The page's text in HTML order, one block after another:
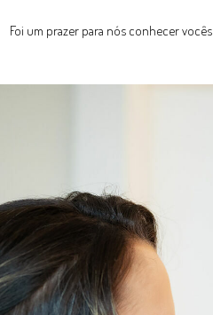
Foi um prazer para nós conhecer